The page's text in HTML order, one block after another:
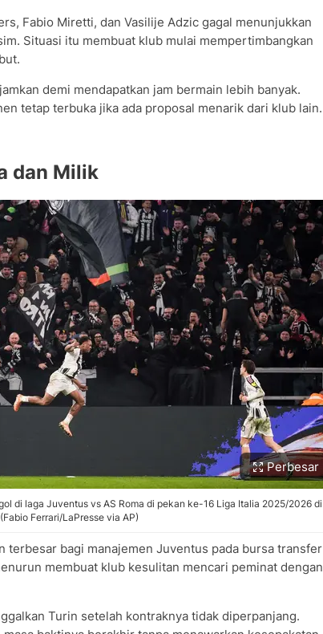
Fabio Miretti, dan Vasilije Adzic gagal menunjukkan
Situasi itu membuat klub mulai mempertimbangkan
demi mendapatkan jam bermain lebih banyak.
tetap terbuka jika ada proposal menarik dari klub lain.
dan Milik
Perbesar
di laga Juventus vs AS Roma di pekan ke-16 Liga Italia 2025/2026 di
Ferrari/LaPresse via AP)
terbesar bagi manajemen Juventus pada bursa transfer
membuat klub kesulitan mencari peminat dengan
Turin setelah kontraknya tidak diperpanjang.